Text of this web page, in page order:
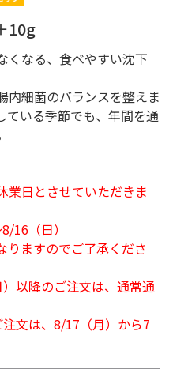
10g
くなる、食べやすい沈下
内細菌のバランスを整えま
ている季節でも、年間を通
業日とさせていただきま
16（日）
りますのでご了承くださ
以降のご注文は、通常通
文は、8/17（月）から7